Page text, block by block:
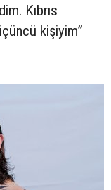
Kıbrıs
kişiyim”